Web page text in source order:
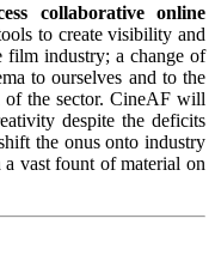
collaborative online
to create visibility and
film industry; a change of
to ourselves and to the
the sector. CineAF will
despite the deficits
the onus onto industry
vast fount of material on